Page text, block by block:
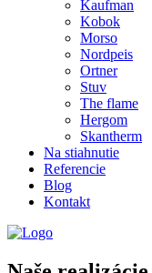
Kaufman
Kobok
Morso
Nordpeis
Ortner
Stuv
The flame
Hergom
Skantherm
Na stiahnutie
Referencie
Blog
Kontakt